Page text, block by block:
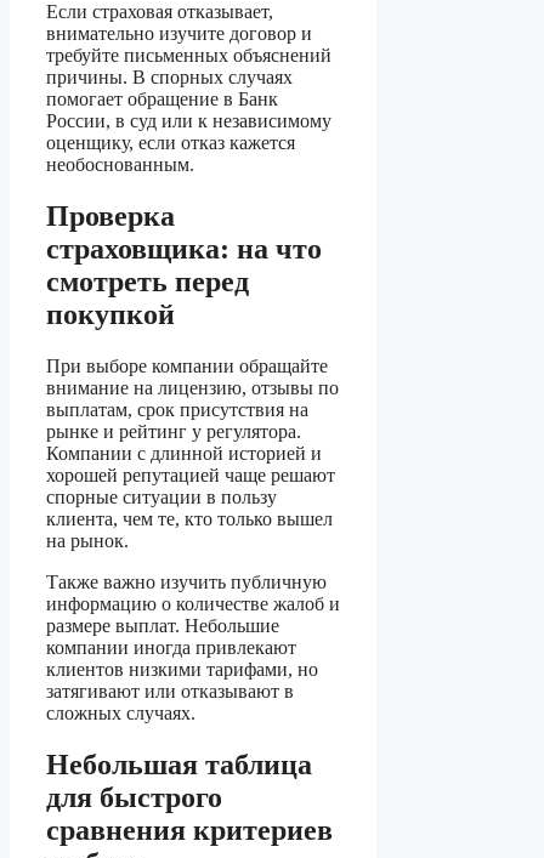
Если страховая отказывает,
внимательно изучите договор и
требуйте письменных объяснений
причины. В спорных случаях
помогает обращение в Банк
России, в суд или к независимому
оценщику, если отказ кажется
необоснованным.
Проверка
страховщика: на что
смотреть перед
покупкой
При выборе компании обращайте
внимание на лицензию, отзывы по
выплатам, срок присутствия на
рынке и рейтинг у регулятора.
Компании с длинной историей и
хорошей репутацией чаще решают
спорные ситуации в пользу
клиента, чем те, кто только вышел
на рынок.
Также важно изучить публичную
информацию о количестве жалоб и
размере выплат. Небольшие
компании иногда привлекают
клиентов низкими тарифами, но
затягивают или отказывают в
сложных случаях.
Небольшая таблица
для быстрого
сравнения критериев